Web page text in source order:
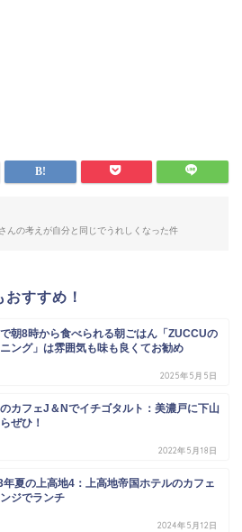
んの考えが自分と同じでうれしくなった件
すすめ！
朝8時から食べられる朝ごはん「ZUCCUの
ング」は雰囲気も味も良くてお勧め
2025年5月5日
カフェJ＆Nでイチゴタルト：美濃戸に下山
ぜひ！
2022年5月18日
年夏の上高地4：上高地帝国ホテルのカフェ
ジでランチ
2024年5月12日